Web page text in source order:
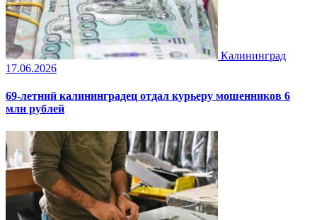
Калининград
17.06.2026
69-летний калининградец отдал курьеру мошенников 6
млн рублей